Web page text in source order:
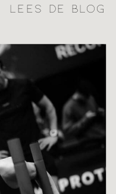
LEES DE BLOG